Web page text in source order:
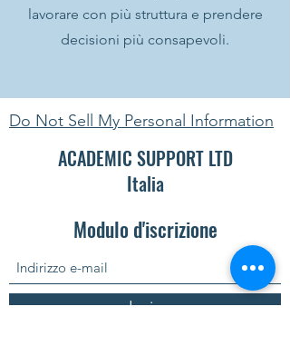
lavorare con più struttura e prendere
decisioni più consapevoli.
Do Not Sell My Personal Information
ACADEMIC SUPPORT LTD
Italia
Modulo d'iscrizione
Invia